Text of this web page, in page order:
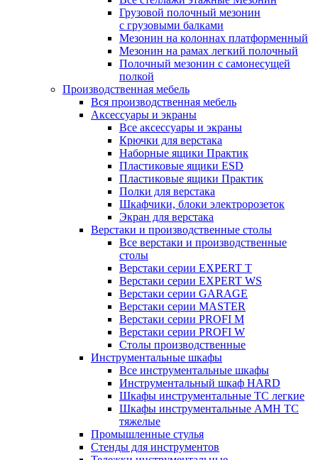
Грузовой полочный мезонин
с грузовыми балками
Мезонин на колоннах платформенный
Мезонин на рамах легкий полочный
Полочный мезонин с самонесущей
полкой
Производственная мебель
Вся производственная мебель
Аксессуары и экраны
Все аксессуары и экраны
Крючки для верстака
Наборные ящики Практик
Пластиковые ящики ESD
Пластиковые ящики Практик
Полки для верстака
Шкафчики, блоки электророзеток
Экран для верстака
Верстаки и производственные столы
Все верстаки и производственные
столы
Верстаки серии EXPERT T
Верстаки серии EXPERT WS
Верстаки серии GARAGE
Верстаки серии MASTER
Верстаки серии PROFI M
Верстаки серии PROFI W
Столы производственные
Инструментальные шкафы
Все инструментальные шкафы
Инструментальный шкаф HARD
Шкафы инструментальные ТС легкие
Шкафы инструментальные AMH TC
тяжелые
Промышленные стулья
Стенды для инструментов